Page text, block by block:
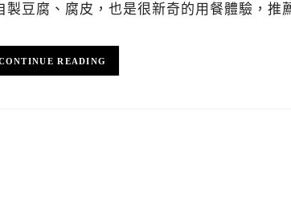
製豆腐、腐皮，也是很新奇的用餐體驗，推
READING